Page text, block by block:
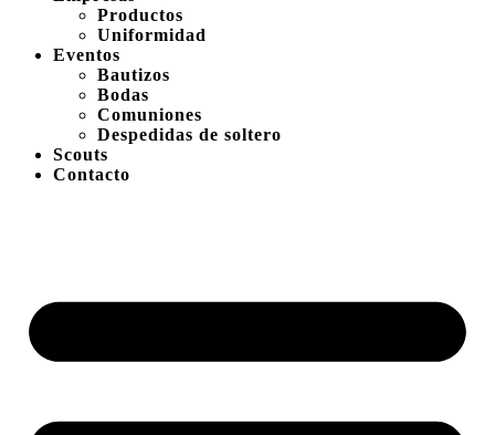
Productos
Uniformidad
Eventos
Bautizos
Bodas
Comuniones
Despedidas de soltero
Scouts
Contacto